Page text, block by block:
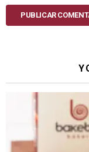
PUBLICAR